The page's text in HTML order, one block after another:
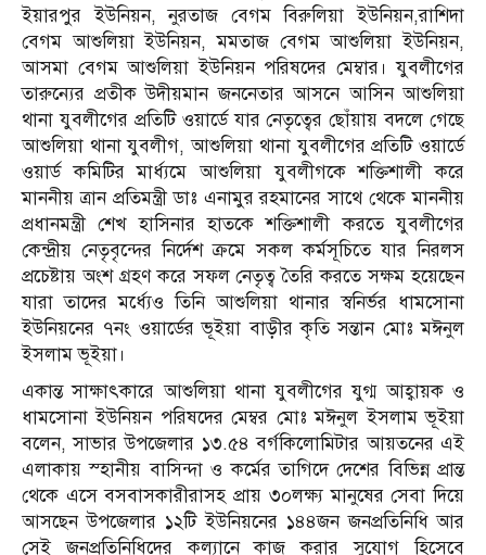
ইয়ারপুর ইউনিয়ন, নুরতাজ বেগম বিরুলিয়া ইউনিয়ন,রাশিদা
বেগম আশুলিয়া ইউনিয়ন, মমতাজ বেগম আশুলিয়া ইউনিয়ন,
আসমা বেগম আশুলিয়া ইউনিয়ন পরিষদের মেম্বার। যুবলীগের
তারুন্যের প্রতীক উদীয়মান জননেতার আসনে আসিন আশুলিয়া
থানা যুবলীগের প্রতিটি ওয়ার্ডে যার নেতৃত্বের ছোঁয়ায় বদলে গেছে
আশুলিয়া থানা যুবলীগ, আশুলিয়া থানা যুবলীগের প্রতিটি ওয়ার্ডে
ওয়ার্ড কমিটির মার্ধ্যমে আশুলিয়া যুবলীগকে শক্তিশালী করে
মাননীয় ত্রান প্রতিমন্ত্রী ডাঃ এনামুর রহমানের সাথে থেকে মাননীয়
প্রধানমন্ত্রী শেখ হাসিনার হাতকে শক্তিশালী করতে যুবলীগের
কেন্দ্রীয় নেতৃবৃন্দের নির্দেশ ক্রমে সকল কর্মসূচিতে যার নিরলস
প্রচেষ্টায় অংশ গ্রহণ করে সফল নেতৃত্ব তৈরি করতে সক্ষম হয়েছেন
যারা তাদের মর্ধ্যেও তিনি আশুলিয়া থানার স্বনির্ভর ধামসোনা
ইউনিয়নের ৭নং ওয়ার্ডের ভূইয়া বাড়ীর কৃতি সন্তান মোঃ মঈনুল
ইসলাম ভূইয়া।
একান্ত সাক্ষাৎকারে আশুলিয়া থানা যুবলীগের যুগ্ম আহ্বায়ক ও
ধামসোনা ইউনিয়ন পরিষদের মেম্বর মোঃ মঈনুল ইসলাম ভূইয়া
বলেন, সাভার উপজেলার ১৩.৫৪ বর্গকিলোমিটার আয়তনের এই
এলাকায় স্হানীয় বাসিন্দা ও কর্মের তাগিদে দেশের বিভিন্ন প্রান্ত
থেকে এসে বসবাসকারীরাসহ প্রায় ৩০লক্ষ্য মানুষের সেবা দিয়ে
আসছেন উপজেলার ১২টি ইউনিয়নের ১৪৪জন জনপ্রতিনিধি আর
সেই জনপ্রতিনিধিদের কল্যানে কাজ করার সুযোগ হিসেবে